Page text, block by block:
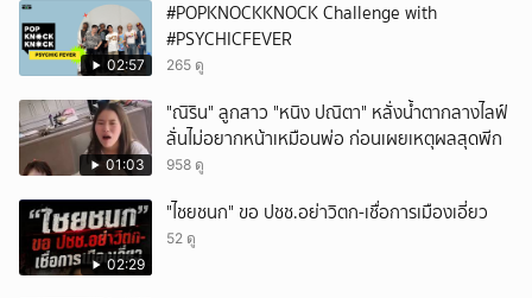
02:57
#POPKNOCKKNOCK Challenge with
#PSYCHICFEVER
265 ดู
01:03
"ณิริน" ลูกสาว "หนิง ปณิตา" หลั่งน้ำตากลางไลฟ์
ลั่นไม่อยากหน้าเหมือนพ่อ ก่อนเผยเหตุผลสุดพีก
958 ดู
02:29
"ไชยชนก" ขอ ปชช.อย่าวิตก-เชื่อการเมืองเอี่ยว
52 ดู
ยกเลิก